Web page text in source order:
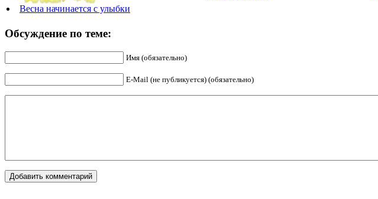
Весна начинается с улыбки
Обсуждение по теме:
Имя (обязательно)
E-Mail (не публикуется) (обязательно)